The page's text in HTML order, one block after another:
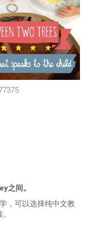
之间。
，可以选择纯中文教